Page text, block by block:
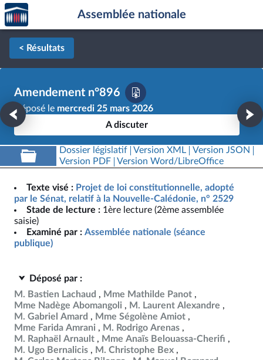
Aller au contenu
Aller en bas de la page
Accèder
à la
page
d'accueil
Assemblée nationale
< Résultats
Amendement n°896
Déposé le mercredi 25 mars 2026
A discuter
Dossier législatif Version XML
Version JSON
Version PDF
Version Word/LibreOffice
Texte visé : Projet de loi constitutionnelle, adopté
par le Sénat, relatif à la Nouvelle-Calédonie, n° 2529
Stade de lecture : 1ère lecture (2ème assemblée
saisie)
Examiné par : Assemblée nationale (séance
publique)
Déposé par :
M. Bastien Lachaud
Mme Mathilde Panot
Mme Nadège Abomangoli
M. Laurent Alexandre
M. Gabriel Amard
Mme Ségolène Amiot
Mme Farida Amrani
M. Rodrigo Arenas
M. Raphaël Arnault
Mme Anaïs Belouassa-Cherifi
M. Ugo Bernalicis
M. Christophe Bex